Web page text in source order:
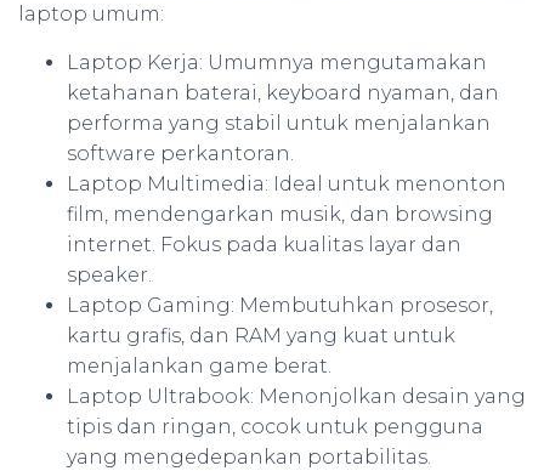
laptop umum:
Laptop Kerja: Umumnya mengutamakan
ketahanan baterai, keyboard nyaman, dan
performa yang stabil untuk menjalankan
software perkantoran.
Laptop Multimedia: Ideal untuk menonton
film, mendengarkan musik, dan browsing
internet. Fokus pada kualitas layar dan
speaker.
Laptop Gaming: Membutuhkan prosesor,
kartu grafis, dan RAM yang kuat untuk
menjalankan game berat.
Laptop Ultrabook: Menonjolkan desain yang
tipis dan ringan, cocok untuk pengguna
yang mengedepankan portabilitas.